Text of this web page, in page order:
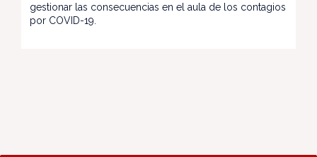
gestionar las consecuencias en el aula de los contagios
por COVID-19.